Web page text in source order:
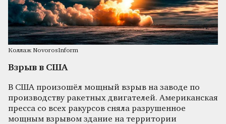
Коллаж NovorosInform
Взрыв в США
В США произошёл мощный взрыв на заводе по
производству ракетных двигателей. Американская
пресса со всех ракурсов сняла разрушенное
мощным взрывом здание на территории